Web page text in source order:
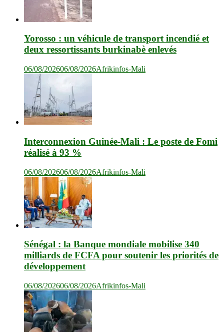
Yorosso : un véhicule de transport incendié et
deux ressortissants burkinabè enlevés
06/08/202606/08/2026Afrikinfos-Mali
Interconnexion Guinée-Mali : Le poste de Fomi
réalisé à 93 %
06/08/202606/08/2026Afrikinfos-Mali
Sénégal : la Banque mondiale mobilise 340
milliards de FCFA pour soutenir les priorités de
développement
06/08/202606/08/2026Afrikinfos-Mali